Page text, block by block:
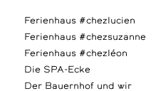
Ferienhaus #chezlucien
Ferienhaus #chezsuzanne
Ferienhaus #chezléon
Die SPA-Ecke
Der Bauernhof und wir